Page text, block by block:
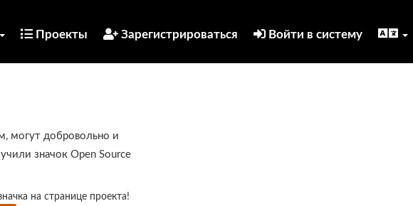
Проекты Зарегистрироваться Войти в систему
могут добровольно и
значок Open Source
на странице проекта!